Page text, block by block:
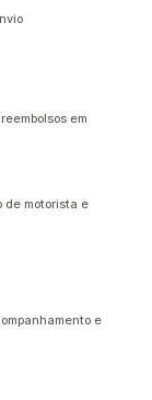
em
de motorista e
e